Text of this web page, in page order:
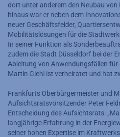
dort unter anderem den Neubau
hinaus war er neben dem
neuer Geschäftsfelder,
Mobilitätslösungen für die
In seiner Funktion als
zudem die Stadt Düsseldorf bei der
Ableitung von Anwendungsfällen
Martin Giehl ist verheiratet und hat
Frankfurts Oberbürgermeister und
Aufsichtsratsvorsitzender Peter
Entscheidung des Aufsichtsrats:
langjährige Erfahrung in der
seiner hohen Expertise im